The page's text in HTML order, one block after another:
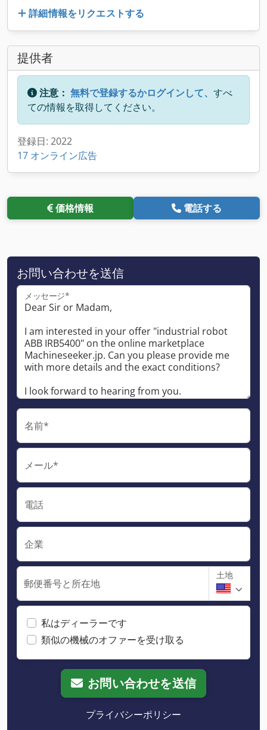
詳細情報をリクエストする
提供者
注意： 無料で登録するかログインして、 すべ
ての情報を取得してください。
登録日: 2022
17 オンライン広告
価格情報 電話する
お問い合わせを送信
メッセージ*
名前*
メール*
電話
企業
郵便番号と所在地
土地
私はディーラーです
類似の機械のオファーを受け取る
お問い合わせを送信
プライバシーポリシー